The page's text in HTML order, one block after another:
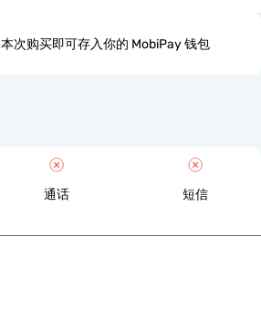
本次购买即可存入你的 MobiPay 钱包
通话 短信